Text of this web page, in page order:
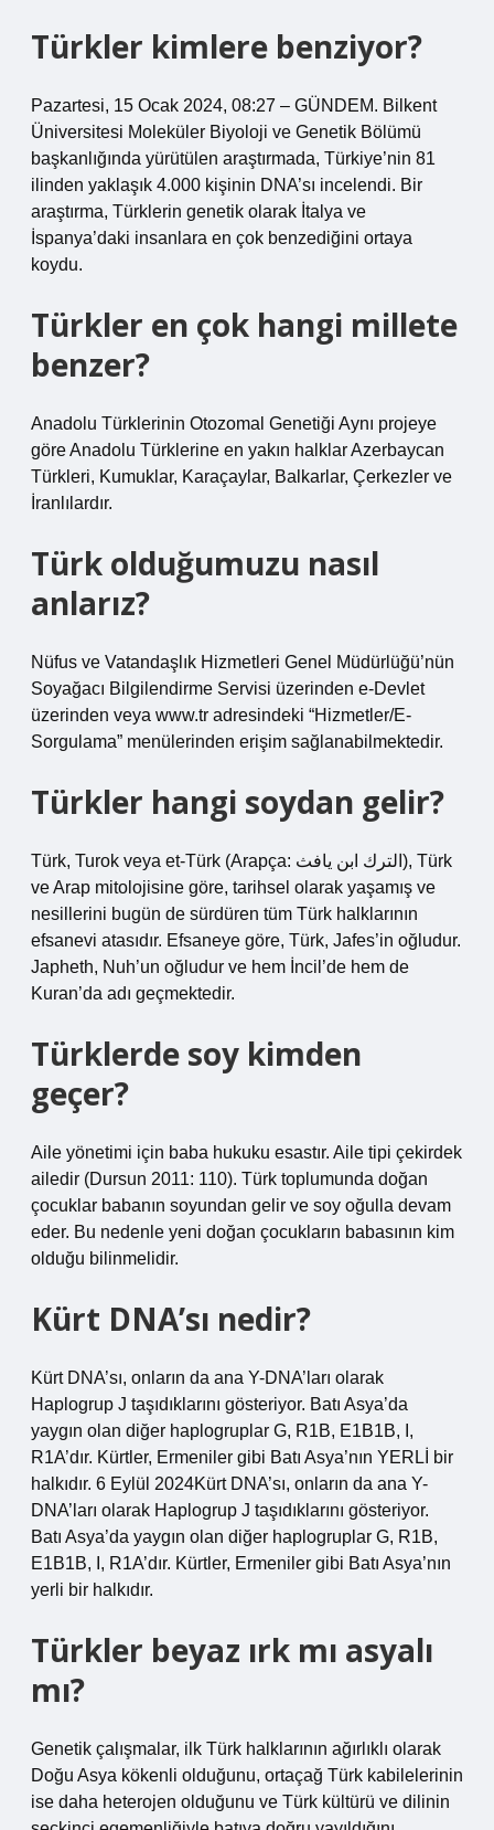
Türkler kimlere benziyor?
Pazartesi, 15 Ocak 2024, 08:27 – GÜNDEM. Bilkent
Üniversitesi Moleküler Biyoloji ve Genetik Bölümü
başkanlığında yürütülen araştırmada, Türkiye’nin 81
ilinden yaklaşık 4.000 kişinin DNA’sı incelendi. Bir
araştırma, Türklerin genetik olarak İtalya ve
İspanya’daki insanlara en çok benzediğini ortaya
koydu.
Türkler en çok hangi millete
benzer?
Anadolu Türklerinin Otozomal Genetiği Aynı projeye
göre Anadolu Türklerine en yakın halklar Azerbaycan
Türkleri, Kumuklar, Karaçaylar, Balkarlar, Çerkezler ve
İranlılardır.
Türk olduğumuzu nasıl
anlarız?
Nüfus ve Vatandaşlık Hizmetleri Genel Müdürlüğü’nün
Soyağacı Bilgilendirme Servisi üzerinden e-Devlet
üzerinden veya www.tr adresindeki “Hizmetler/E-
Sorgulama” menülerinden erişim sağlanabilmektedir.
Türkler hangi soydan gelir?
Türk, Turok veya et-Türk (Arapça: الترك ابن يافث), Türk
ve Arap mitolojisine göre, tarihsel olarak yaşamış ve
nesillerini bugün de sürdüren tüm Türk halklarının
efsanevi atasıdır. Efsaneye göre, Türk, Jafes’in oğludur.
Japheth, Nuh’un oğludur ve hem İncil’de hem de
Kuran’da adı geçmektedir.
Türklerde soy kimden
geçer?
Aile yönetimi için baba hukuku esastır. Aile tipi çekirdek
ailedir (Dursun 2011: 110). Türk toplumunda doğan
çocuklar babanın soyundan gelir ve soy oğulla devam
eder. Bu nedenle yeni doğan çocukların babasının kim
olduğu bilinmelidir.
Kürt DNA’sı nedir?
Kürt DNA’sı, onların da ana Y-DNA’ları olarak
Haplogrup J taşıdıklarını gösteriyor. Batı Asya’da
yaygın olan diğer haplogruplar G, R1B, E1B1B, I,
R1A’dır. Kürtler, Ermeniler gibi Batı Asya’nın YERLİ bir
halkıdır. 6 Eylül 2024Kürt DNA’sı, onların da ana Y-
DNA’ları olarak Haplogrup J taşıdıklarını gösteriyor.
Batı Asya’da yaygın olan diğer haplogruplar G, R1B,
E1B1B, I, R1A’dır. Kürtler, Ermeniler gibi Batı Asya’nın
yerli bir halkıdır.
Türkler beyaz ırk mı asyalı
mı?
Genetik çalışmalar, ilk Türk halklarının ağırlıklı olarak
Doğu Asya kökenli olduğunu, ortaçağ Türk kabilelerinin
ise daha heterojen olduğunu ve Türk kültürü ve dilinin